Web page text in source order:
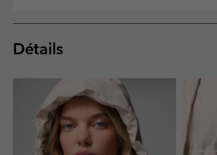
Détails